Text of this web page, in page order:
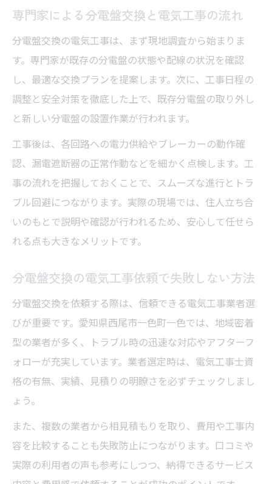
目安
老朽化した分電盤を電気工事で適時に交換
する方法
信頼できる電気工事選びで安心住まい
電気工事の選び方で分電盤交換の安心を手
に入れる
分電盤交換は電気工事資格保有者への依頼
が安心
電気工事業者の信頼性を分電盤交換で見極
める方法
分電盤交換で重視する電気工事の対応力と
説明力
ト
電気工事で分電盤交換費用を抑える知恵
電気工事で実現する分電盤交換費用節約術
分電盤交換時の費用内訳と電気工事での工
夫
電気工事依頼で分電盤交換コストを抑える
分電盤交換の見積もり比較と電気工事選び
のコツ
電気工事と分電盤交換費用のバランスを考
専門家による分電盤交換と電気工事の流れ
分電盤交換の電気工事は、まず現地調査から始まりま
す。専門家が既存の分電盤の状態や配線の状況を確認
し、最適な交換プランを提案します。次に、工事日程の
調整と安全対策を徹底した上で、既存分電盤の取り外し
と新しい分電盤の設置作業が行われます。
工事後は、各回路への電力供給やブレーカーの動作確
認、漏電遮断器の正常作動などを細かく点検します。工
事の流れを把握しておくことで、スムーズな進行とトラ
ブル回避につながります。実際の現場では、住人立ち合
いのもとで説明や確認が行われるため、安心して任せら
れる点も大きなメリットです。
分電盤交換の電気工事依頼で失敗しない方法
分電盤交換を依頼する際は、信頼できる電気工事業者選
びが重要です。愛知県西尾市一色町一色では、地域密着
型の業者が多く、トラブル時の迅速な対応やアフターフ
ォローが充実しています。業者選定時は、電気工事士資
格の有無、実績、見積りの明瞭さを必ずチェックしまし
ょう。
また、複数の業者から相見積もりを取り、費用や工事内
容を比較することも失敗防止につながります。口コミや
実際の利用者の声も参考にしつつ、納得できるサービス